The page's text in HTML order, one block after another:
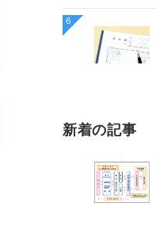
6
新着の記事